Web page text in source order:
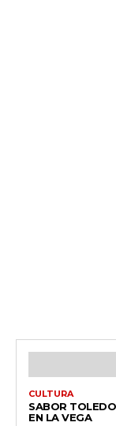
CULTURA
SABOR
EN LA VEGA